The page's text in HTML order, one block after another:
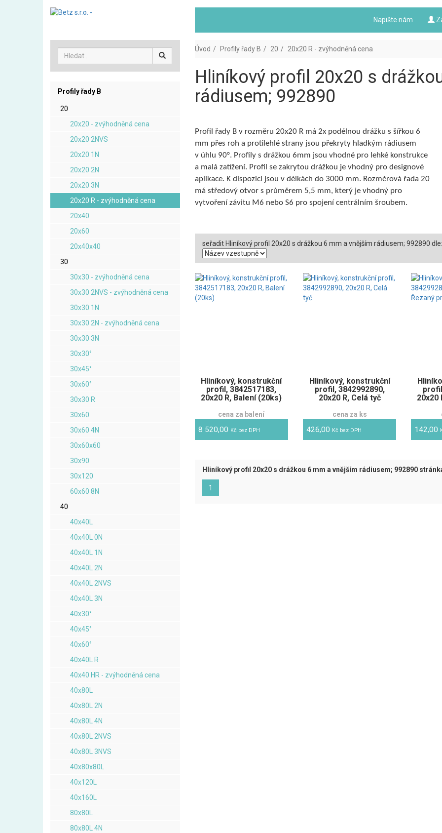
Napište nám
Profily řady B
20
20x20 - zvýhodněná cena
20x20 2NVS
20x20 1N
20x20 2N
20x20 3N
20x20 R - zvýhodněná cena
20x40
20x60
20x40x40
30
30x30 - zvýhodněná cena
30x30 2NVS - zvýhodněná cena
30x30 1N
30x30 2N - zvýhodněná cena
30x30 3N
30x30°
30x45°
30x60°
30x30 R
30x60
30x60 4N
30x60x60
30x90
30x120
60x60 8N
40
40x40L
40x40L 0N
40x40L 1N
40x40L 2N
40x40L 2NVS
40x40L 3N
40x30°
40x45°
40x60°
40x40L R
40x40 HR - zvýhodněná cena
40x80L
40x80L 2N
40x80L 4N
40x80L 2NVS
40x80L 3NVS
40x80x80L
40x120L
40x160L
80x80L
80x80L 4N
Úvod Profily řady B 20 20x20 R - zvýhodněná cena
Hliníkový profil 20x20 s
rádiusem; 992890
Profil řady B v rozměru 20x20 R má 2x podélnou drážku s šířkou 6
mm přes roh a protilehlé strany jsou překryty hladkým rádiusem
v úhlu 90°. Profily s drážkou 6mm jsou vhodné pro lehké konstrukce
a malá zatížení. Profil se zakrytou drážkou je vhodný pro designové
aplikace. K dispozici jsou v délkách do 3000 mm. Rozměrová řada 20
má středový otvor s průměrem 5,5 mm, který je vhodný pro
vytvoření závitu M6 nebo S6 pro spojení centrálním šroubem.
seřadit Hliníkový profil 20x20 s drážkou 6 mm a vnějším rádiusem; 992890 dle:
Hliníkový, konstrukční
profil, 3842517183,
20x20 R, Balení (20ks)
cena za balení
8 520,00 Kč bez DPH
Hliníkový, konstrukční
profil, 3842992890,
20x20 R, Celá tyč
cena za ks
426,00 Kč bez DPH
20x20
142,00
Hliníkový profil 20x20 s drážkou 6 mm a vnějším rádiusem; 992890
1